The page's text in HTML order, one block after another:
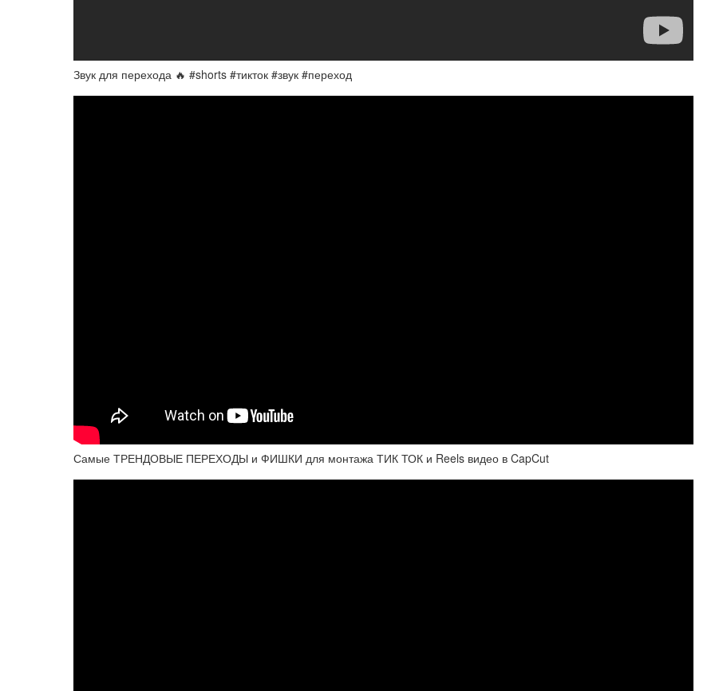
Звук для перехода 🔥 #shorts #тикток #звук #переход
Самые ТРЕНДОВЫЕ ПЕРЕХОДЫ и ФИШКИ для монтажа ТИК ТОК и Reels видео в CapCut